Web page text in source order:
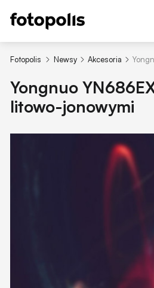
Fotopolis Newsy Akcesoria
Yongnuo
litowo-jonowymi